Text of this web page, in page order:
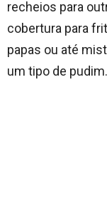
recheios para
cobertura para
papas ou até
um tipo de pudim.